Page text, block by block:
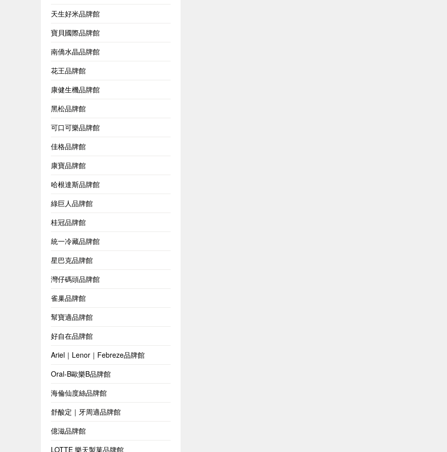
天生好米品牌館
寶貝國際品牌館
南僑水晶品牌館
花王品牌館
康健生機品牌館
黑松品牌館
可口可樂品牌館
佳格品牌館
康寶品牌館
哈根達斯品牌館
綠巨人品牌館
桂冠品牌館
統一冷藏品牌館
星巴克品牌館
灣仔碼頭品牌館
雀巢品牌館
幫寶適品牌館
好自在品牌館
Ariel｜Lenor｜Febreze品牌館
Oral-B歐樂B品牌館
海倫仙度絲品牌館
舒酸定｜牙周適品牌館
億滋品牌館
LOTTE 樂天製菓品牌館